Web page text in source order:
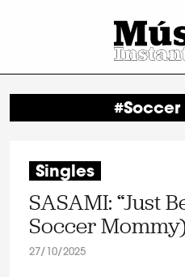
#Soccer
Singles
SASAMI: “Just
Soccer
27/10/2025